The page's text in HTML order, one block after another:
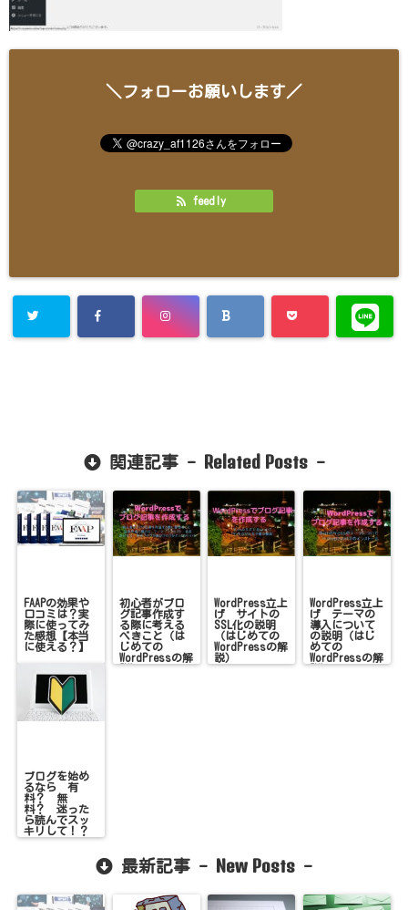
＼フォローお願いします／
feedly
関連記事 - Related Posts-
FAAPの効果や
口コミは？実
際に使ってみ
た感想【本当
に使える？】
初心者がブロ
グ記事作成す
る際に考える
べきこと（は
じめての
WordPressの解
説）
WordPress立上
げ サイトの
SSL化の説明
（はじめての
WordPressの解
説）
WordPress立上
げ テーマの
導入について
の説明（はじ
めての
WordPressの解
説）
ブログを始め
るなら 有
料？ 無
料？ 迷った
ら読んでスッ
キリして！？
最新記事 - New Posts -